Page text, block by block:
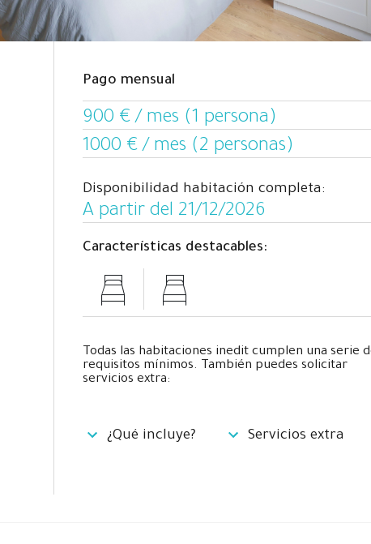
Pago mensual
900 € / mes (1 persona)
1000 € / mes (2 personas)
Disponibilidad habitación completa:
A partir del 21/12/2026
Características destacables:
Todas las habitaciones inedit cumplen una serie
requisitos mínimos. También puedes solicitar
servicios extra:
¿Qué incluye? Servicios extra